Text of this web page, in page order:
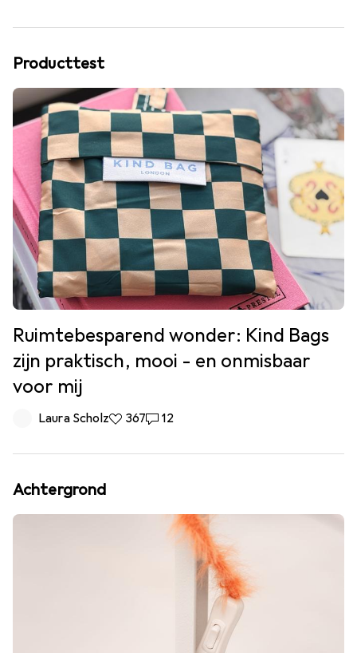
Producttest
Ruimtebesparend wonder: Kind Bags
zijn praktisch, mooi - en onmisbaar
voor mij
Laura Scholz367 Likes
36712 Reacties
12
Achtergrond